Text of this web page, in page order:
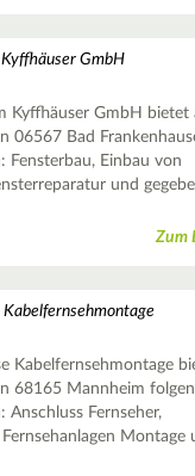
GmbH
Kyffhäuser GmbH bietet
06567 Bad
Fensterbau, Einbau von
und
Zum
Kabelfernsehmontage
68165 Mannheim
Anschluss Fernseher,
Montage